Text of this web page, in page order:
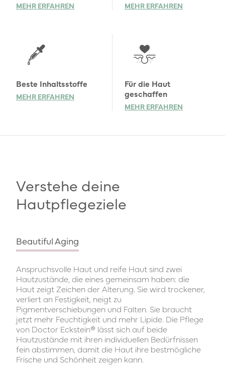
MEHR ERFAHREN MEHR ERFAHREN
Beste Inhaltsstoffe
MEHR ERFAHREN
Für die Haut
geschaffen
MEHR ERFAHREN
Verstehe deine
Hautpflegeziele
Beautiful Aging
Anspruchsvolle Haut und reife Haut sind zwei
Hautzustände, die eines gemeinsam haben: die
Haut zeigt Zeichen der Alterung. Sie wird trockener,
verliert an Festigkeit, neigt zu
Pigmentverschiebungen und Falten. Sie braucht
jetzt mehr Feuchtigkeit und mehr Lipide. Die Pflege
von Doctor Eckstein® lässt sich auf beide
Hautzustände mit ihren individuellen Bedürfnissen
fein abstimmen, damit die Haut ihre bestmögliche
Frische und Schönheit zeigen kann.